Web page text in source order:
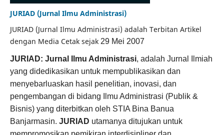
JURIAD (Jurnal Ilmu Administrasi)
JURIAD (Jurnal Ilmu Administrasi) adalah Terbitan Artikel
dengan Media Cetak sejak 29 Mei 2007
JURIAD: Jurnal Ilmu Administrasi, adalah Jurnal Ilmiah
yang didedikasikan untuk mempublikasikan dan
menyebarluaskan hasil penelitian, inovasi, dan
pengembangan di bidang Ilmu Administrasi (Publik &
Bisnis) yang diterbitkan oleh STIA Bina Banua
Banjarmasin. JURIAD utamanya ditujukan untuk